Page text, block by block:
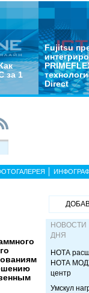
за 1
Fujitsu
Direct
НОВОСТИ
ДНЯ
НОТА
НОТА
центр
Умскул